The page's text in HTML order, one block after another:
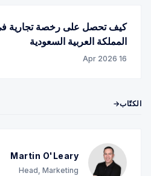
كيف تحصل على رخصة تجارية
المملكة العربية السعودية
16 Apr 2026
الكتّاب→
Martin O'Leary
Head, Marketing